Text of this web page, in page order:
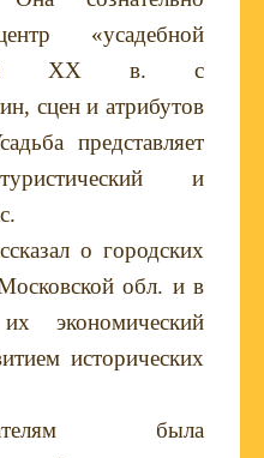
«усадебной
XX в. с
сцен и атрибутов
представляет
и
о городских
обл. и в
экономический
исторических
была